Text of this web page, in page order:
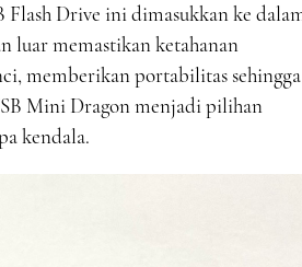
Drive ini dimasukkan ke
luar memastikan ketahanan
memberikan portabilitas sehingga
Mini Dragon menjadi pilihan
kendala.